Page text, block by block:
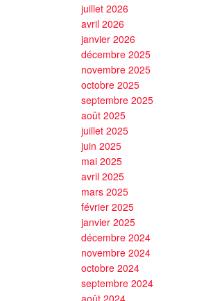
juillet 2026
avril 2026
janvier 2026
décembre 2025
novembre 2025
octobre 2025
septembre 2025
août 2025
juillet 2025
juin 2025
mai 2025
avril 2025
mars 2025
février 2025
janvier 2025
décembre 2024
novembre 2024
octobre 2024
septembre 2024
août 2024